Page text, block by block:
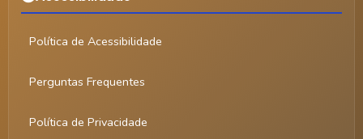
Política de Acessibilidade
Perguntas Frequentes
Política de Privacidade